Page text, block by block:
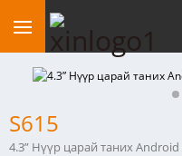
S615
4.3” Нүүр царай таних Android